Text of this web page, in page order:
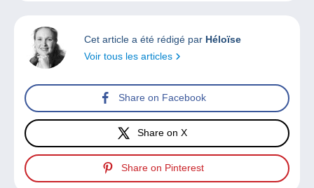
Cet article a été rédigé par Héloïse
Voir tous les articles
Share on Facebook
Share on X
Share on Pinterest